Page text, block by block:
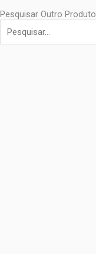
Pesquisar Outro Produto
Pesquisar